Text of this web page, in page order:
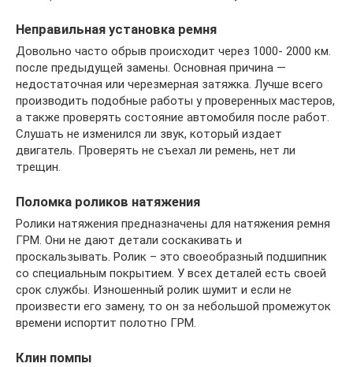
Неправильная установка ремня
Довольно часто обрыв происходит через 1000- 2000 км.
после предыдущей замены. Основная причина —
недостаточная или черезмерная затяжка. Лучше всего
производить подобные работы у проверенных мастеров,
а также проверять состояние автомобиля после работ.
Слушать не изменился ли звук, который издает
двигатель. Проверять не съехал ли ремень, нет ли
трещин.
Поломка роликов натяжения
Ролики натяжения предназначены для натяжения ремня
ГРМ. Они не дают детали соскакивать и
проскальзывать. Ролик – это своеобразный подшипник
со специальным покрытием. У всех деталей есть своей
срок службы. Изношенный ролик шумит и если не
произвести его замену, то он за небольшой промежуток
времени испортит полотно ГРМ.
Клин помпы